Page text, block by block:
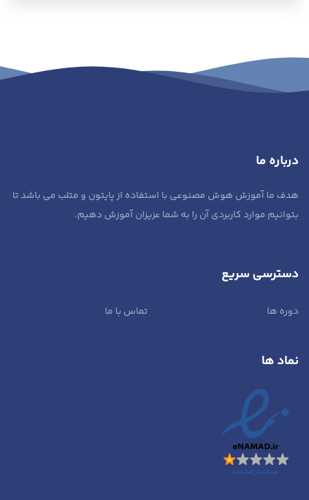
درباره ما
هدف ما آموزش هوش مصنوعی با استفاده از پایتون و متلب می باشد تا
بتوانیم موارد کاربردی آن را به شما عزیزان آموزش دهیم.
دسترسی سریع
دوره ها تماس با ما
نماد ها